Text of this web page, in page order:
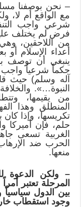
– نحن بوصفنا
مع الواقع أم لا،
شرعي واجب
فرض لم يختلف
من اللاحقين،
أعداء الإسلام أو
ينبغي أن توصف
حكماً شرعياً واجب
آله وسلم) حيث
النبوة…».
من يقيمها،
المنطلق وهذا
تكريسها، وإذا
حلم، فإن أميركا
الغربية تسعى
الحرب ضد
منعها.
– ولكن الدعوة
المرحلة تعتبر
بين الدول سياسياً
وجود استقطاب